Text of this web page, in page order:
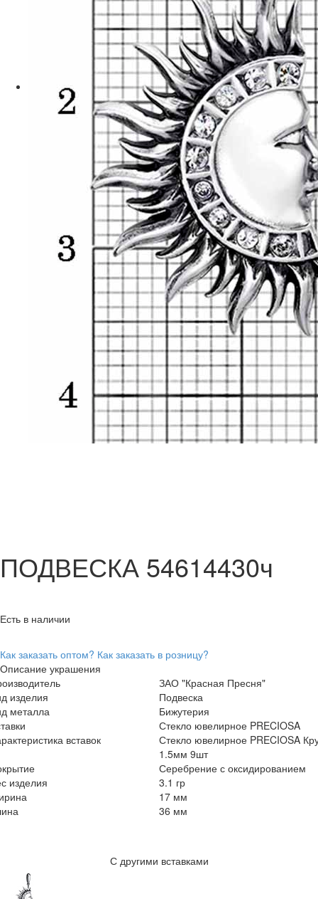
ПОДВЕСКА 54614430ч
Есть в наличии
Как заказать оптом? Как заказать в розницу?
Описание украшения
ЗАО "Красная Пресня"
изделия
Подвеска
металла
Бижутерия
Стекло ювелирное PRECIOSA
вставок
Стекло ювелирное PRECIOSA
1.5мм 9шт
Серебрение с оксидированием
изделия
3.1 гр
17 мм
36 мм
С другими вставками